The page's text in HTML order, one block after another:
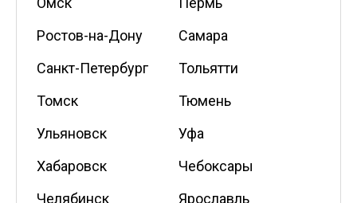
Ростов-на-Дону
Самара
Санкт-Петербург
Тольятти
Томск
Тюмень
Ульяновск
Уфа
Хабаровск
Чебоксары
Челябинск
Ярославль